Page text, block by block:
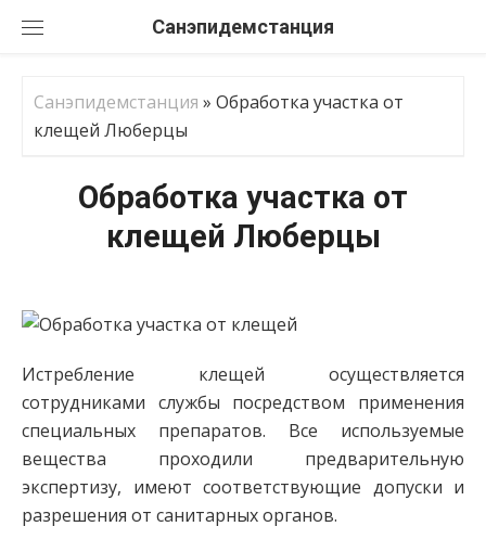
Санэпидемстанция
Санэпидемстанция » Обработка участка от
клещей Люберцы
Обработка участка от
клещей Люберцы
Истребление клещей осуществляется
сотрудниками службы посредством применения
специальных препаратов. Все используемые
вещества проходили предварительную
экспертизу, имеют соответствующие допуски и
разрешения от санитарных органов.